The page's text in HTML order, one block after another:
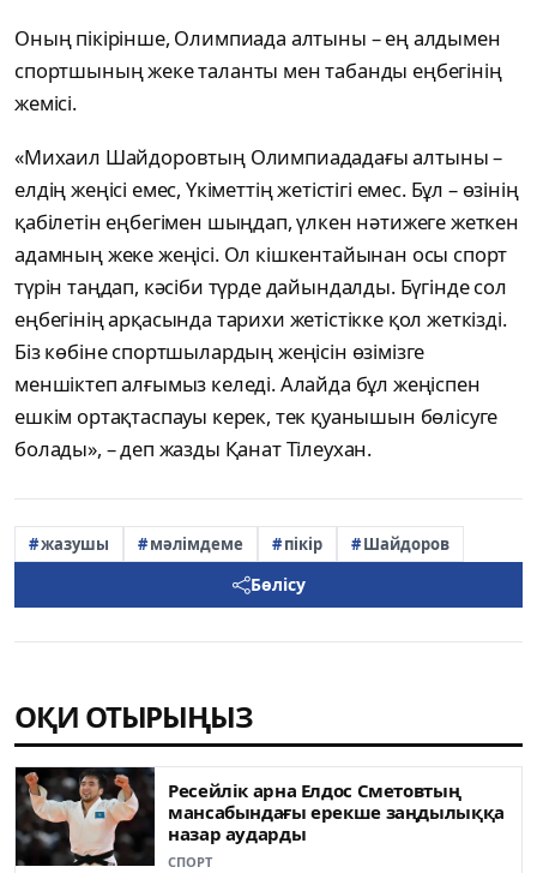
Оның пікірінше, Олимпиада алтыны – ең алдымен
спортшының жеке таланты мен табанды еңбегінің
жемісі.
«Михаил Шайдоровтың Олимпиададағы алтыны –
елдің жеңісі емес, Үкіметтің жетістігі емес. Бұл – өзінің
қабілетін еңбегімен шыңдап, үлкен нәтижеге жеткен
адамның жеке жеңісі. Ол кішкентайынан осы спорт
түрін таңдап, кәсіби түрде дайындалды. Бүгінде сол
еңбегінің арқасында тарихи жетістікке қол жеткізді.
Біз көбіне спортшылардың жеңісін өзімізге
меншіктеп алғымыз келеді. Алайда бұл жеңіспен
ешкім ортақтаспауы керек, тек қуанышын бөлісуге
болады», – деп жазды Қанат Тілеухан.
жазушы мәлімдеме пікір Шайдоров
Бөлісу
ОҚИ ОТЫРЫҢЫЗ
Ресейлік арна Елдос Сметовтың
мансабындағы ерекше заңдылыққа
назар аударды
СПОРТ